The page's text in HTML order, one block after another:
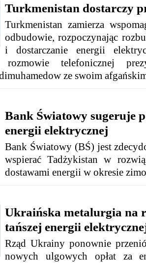
Turkmenistan dostarczy
Turkmenistan zamierza
odbudowie, rozpoczynając
i dostarczanie energii
telefonicznej
ze swoim
Bank Światowy sugeruje
energii elektrycznej
Bank Światowy (BŚ) jest
wspierać Tadżykistan w
dostawami energii w okresie
Ukraińska metalurgia na
tańszej energii
Rząd Ukrainy ponownie
nowych ulgowych opłat za